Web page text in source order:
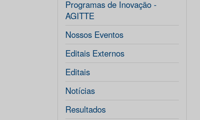
Programas de Inovação -
AGITTE
Nossos Eventos
Editais Externos
Editais
Notícias
Resultados